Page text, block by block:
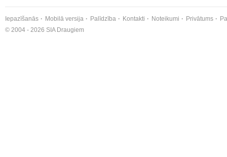
Iepazīšanās Mobilā versija Palīdzība Kontakti Noteikumi Privātums
© 2004 - 2026 SIA Draugiem